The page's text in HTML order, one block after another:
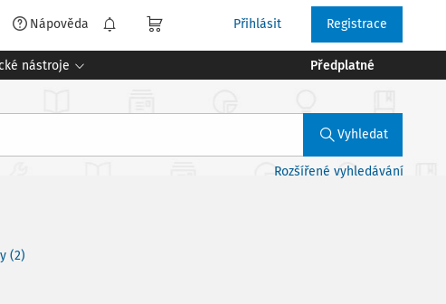
Nápověda Přihlásit Registrace
nástroje Předplatné
Vyhledat
Rozšířené vyhledávání
(2)